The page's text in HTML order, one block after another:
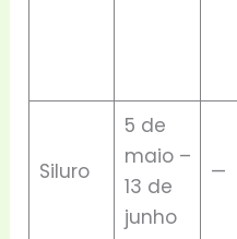
Siluro
5 de
maio –
13 de
junho
—